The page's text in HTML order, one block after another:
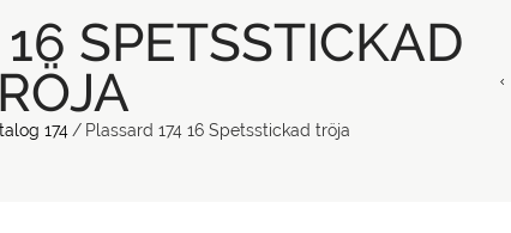
SPETSSTICKAD
174 / Plassard 174 16 Spetsstickad tröja